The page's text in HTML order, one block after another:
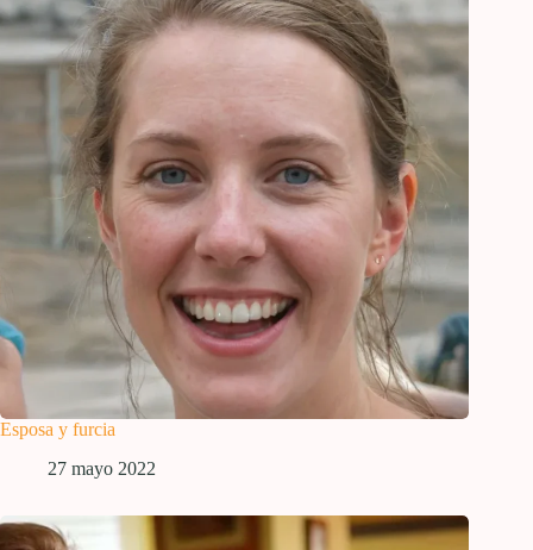
Esposa y furcia
27 mayo 2022